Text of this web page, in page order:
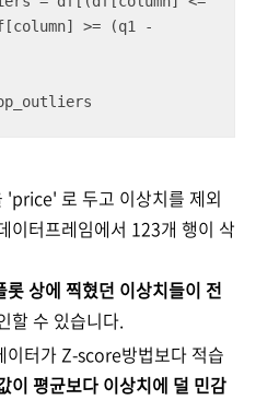
>= (q1 -
'price' 로 두고 이상치를 제외
이터프레임에서 123개 행이 삭
롯 상에 찍혔던 이상치들이 전
할 수 있습니다.
이터가Z-score방법보다 적습
이 평균보다 이상치에 덜 민감